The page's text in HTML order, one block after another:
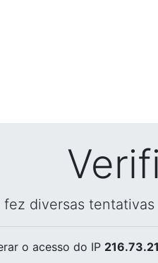
fez diversas
o acesso do IP